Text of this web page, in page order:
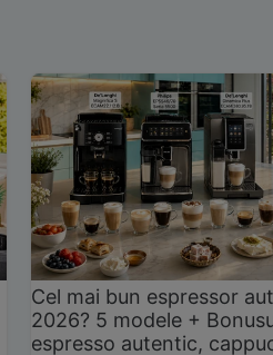
Cel mai bun espressor
2026? 5 modele +
espresso autentic,